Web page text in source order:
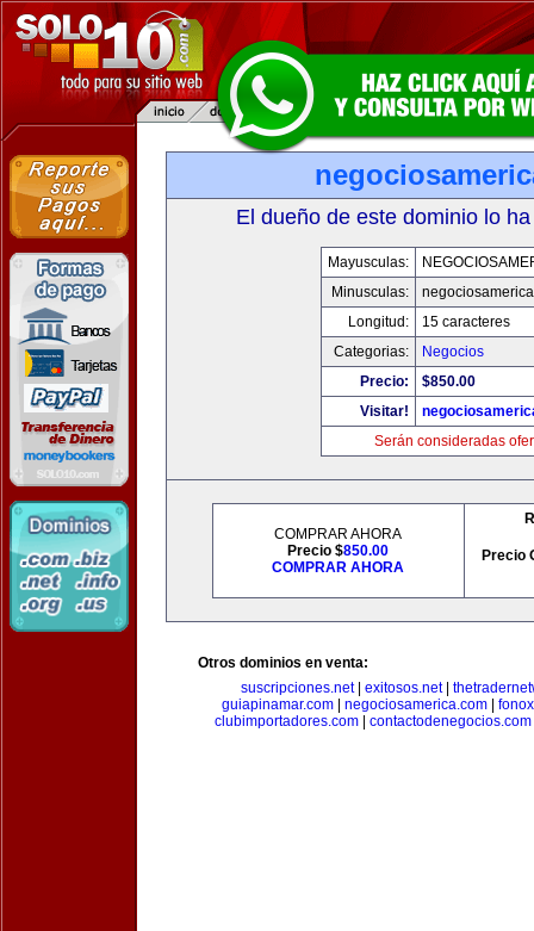
El dueño de este dominio lo
Mayusculas:
Minusculas:
Longitud:
15 caracteres
Categorias:
Negocios
Precio:
$850.00
Visitar!
Serán consideradas
COMPRAR AHORA
Precio $850.00
COMPRAR AHORA
Precio
Otros dominios en venta:
suscripciones.net| exitosos.net|
guiapinamar.com
negociosamerica.com
clubimportadores.com
contactodenegocios.com